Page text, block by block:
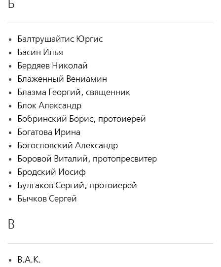
Б
Балтрушайтис Юргис
Басин Илья
Бердяев Николай
Блаженный Вениамин
Блазма Георгий, священник
Блок Александр
Бобринский Борис, протоиерей
Богатова Ирина
Богословский Александр
Боровой Виталий, протопресвитер
Бродский Иосиф
Булгаков Сергий, протоиерей
Бычков Сергей
В
В.А.К.